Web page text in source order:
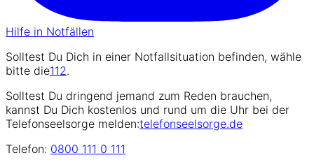
Hilfe in Notfällen
Solltest Du Dich in einer Notfallsituation befinden, wähle
bitte die112.
Solltest Du dringend jemand zum Reden brauchen,
kannst Du Dich kostenlos und rund um die Uhr bei der
Telefonseelsorge melden:telefonseelsorge.de
Telefon: 0800 111 0 111